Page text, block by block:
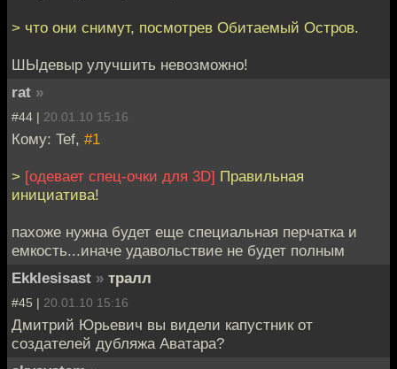
> что они снимут, посмотрев Обитаемый Остров.
ШЫдевыр улучшить невозможно!
rat »
#44 | 20.01.10 15:16
Кому: Tef, #1
> [одевает спец-очки для 3D] Правильная
инициатива!
пахоже нужна будет еще специальная перчатка и
емкость...иначе удавольствие не будет полным
Ekklesisast » тралл
#45 | 20.01.10 15:16
Дмитрий Юрьевич вы видели капустник от
создателей дубляжа Аватара?